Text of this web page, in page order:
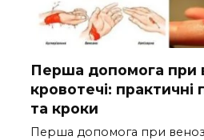
Перша допомога при
кровотечі: практичні
та кроки
Перша допомога при